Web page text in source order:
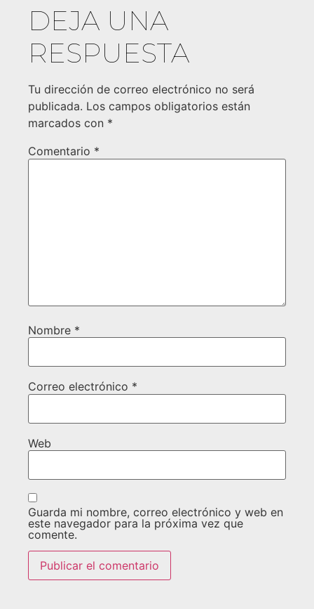
DEJA UNA
RESPUESTA
Tu dirección de correo electrónico no será
publicada. Los campos obligatorios están
marcados con *
Comentario *
Nombre *
Correo electrónico *
Web
Guarda mi nombre, correo electrónico y web en
este navegador para la próxima vez que
comente.